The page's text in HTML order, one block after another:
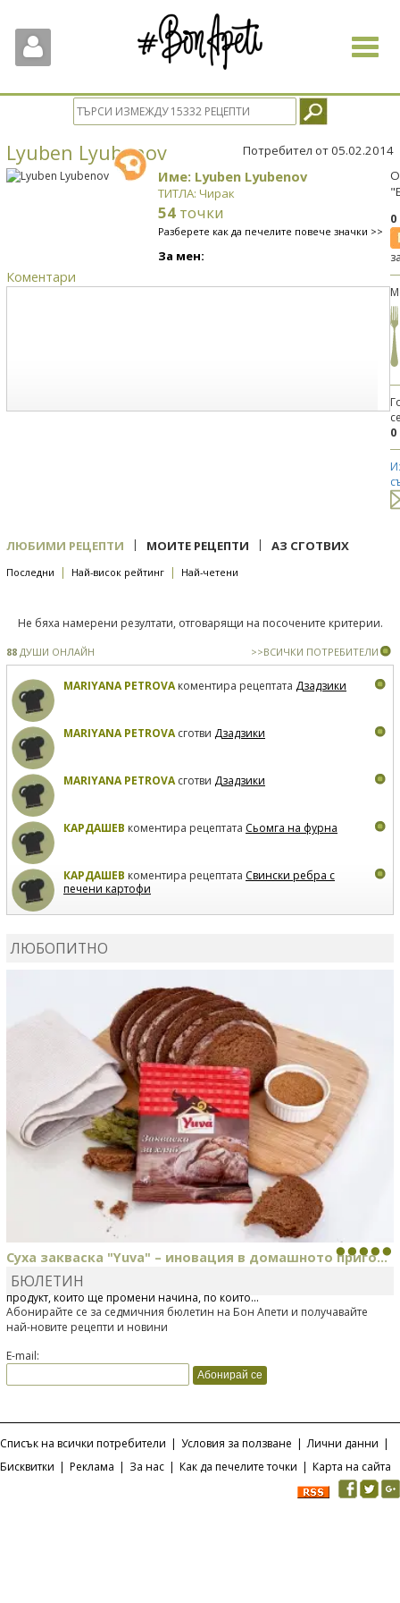
Toggle
Lyuben Lyubenov Потребител от 05.02.2014
Име: Lyuben Lyubenov
ТИТЛА: Чирак
54 точки
Разберете как да печелите повече значки >>
За мен:
Коментари
0
ЛЮБИМИ РЕЦЕПТИ | МОИТЕ РЕЦЕПТИ | АЗ СГОТВИХ
Последни | Най-висок рейтинг | Най-четени
Не бяха намерени резултати, отговарящи на посочените критерии.
88 ДУШИ ОНЛАЙН >>ВСИЧКИ ПОТРЕБИТЕЛИ
MARIYANA PETROVAкоментира рецептата Дзадзики
MARIYANA PETROVAсготви Дзадзики
MARIYANA PETROVAсготви Дзадзики
КАРДАШЕВ коментира рецептата Сьомга на фурна
КАРДАШЕВ коментира рецептата Свински ребра с
печени картофи
ЛЮБОПИТНО
Суха закваска "Yuva" – иновация в домашното приго...
Отскоро Лесафр България стартира предлагането на изцяло нов
продукт, който ще промени начина, по който...
БЮЛЕТИН
Абонирайте се за седмичния бюлетин на Бон Апети и получавайте
най-новите рецепти и новини
E-mail:
Списък на всички потребители | Условия за ползване | Лични данни |
Бисквитки | Реклама | За нас | Как да печелите точки | Карта на сайта